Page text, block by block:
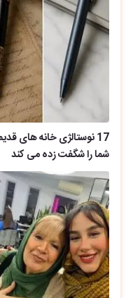
17 نوستالژی خانه های
شما را شگفت زده می کند